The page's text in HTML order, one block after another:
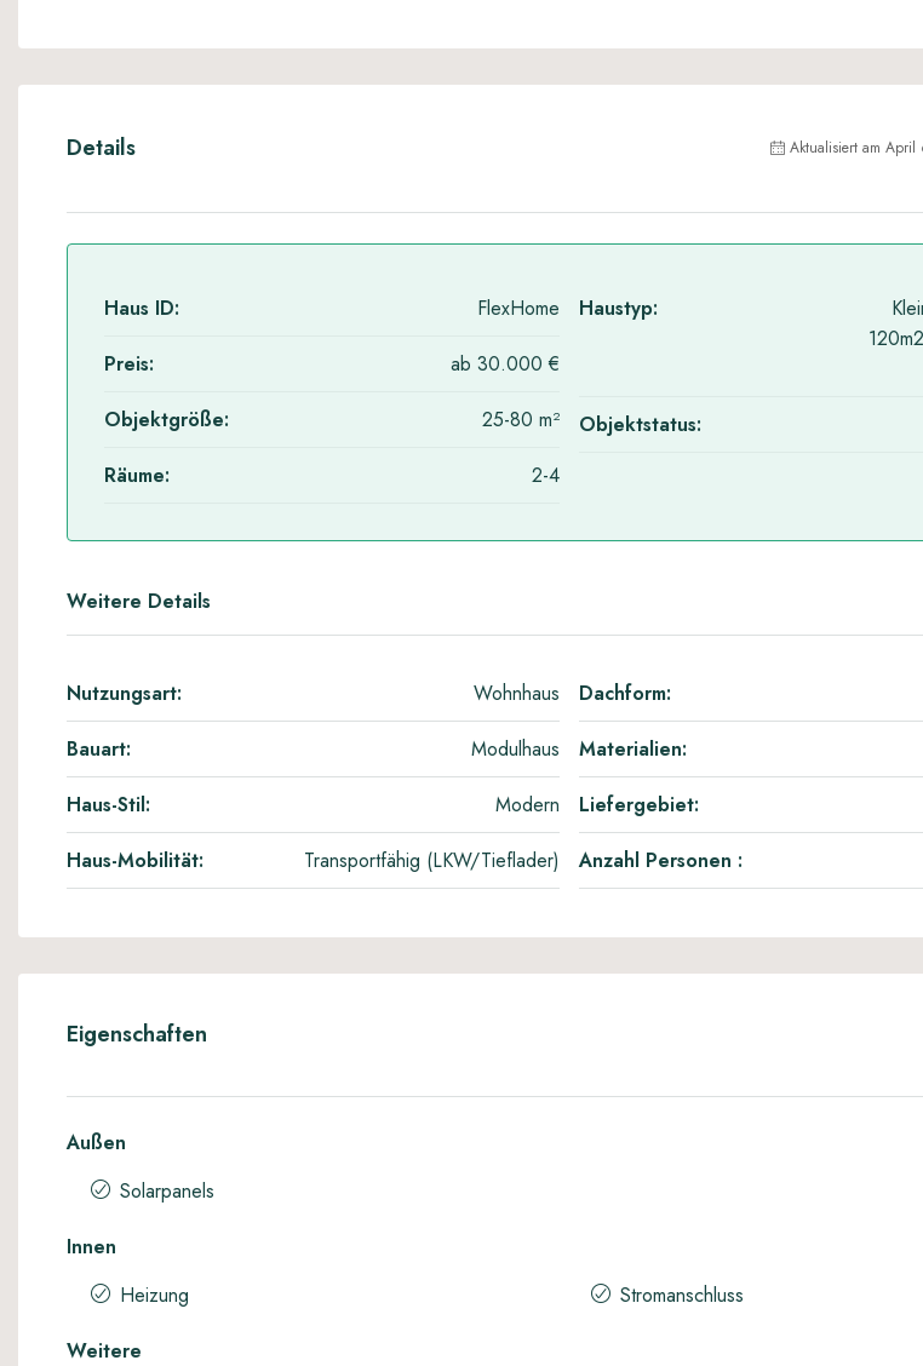
Details Aktualisiert am
Haus ID:
FlexHome
Preis:
ab 30.000 €
Objektgröße:
25-80 m²
Räume:
2-4
Haustyp:
Objektstatus:
Weitere Details
Nutzungsart:
Wohnhaus
Bauart:
Modulhaus
Haus-Stil:
Modern
Haus-Mobilität:
Transportfähig (LKW/Tieflader)
Dachform:
Materialien:
Liefergebiet:
Anzahl Personen :
Eigenschaften
Außen
Solarpanels
Innen
Heizung
Stromanschluss
Weitere